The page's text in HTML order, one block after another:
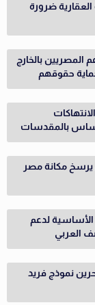
ضرورة
المصريين بالخارج
حقوقهم
بالمقدسات
يرسخ مكانة مصر
لدعم
العربي
نموذج فريد